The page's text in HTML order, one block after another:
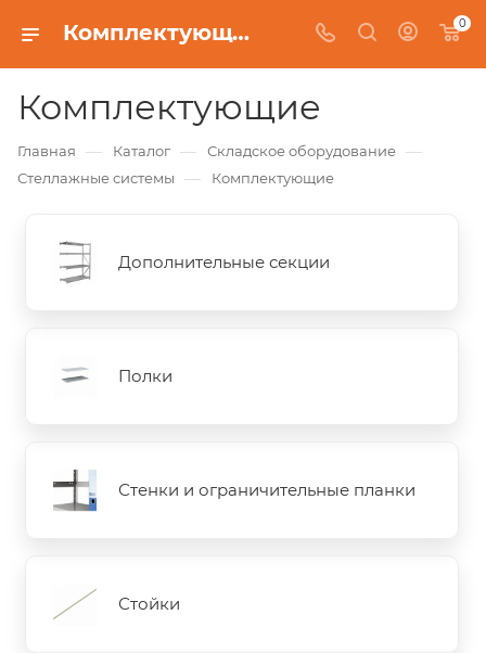
Комплектующие 0
Комплектующие
Главная — Каталог — Складское оборудование —
Стеллажные системы — Комплектующие
Дополнительные секции
Полки
Стенки и ограничительные планки
Стойки